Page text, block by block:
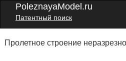
PoleznayaModel.ru
Патентный поиск
Пролетное строение